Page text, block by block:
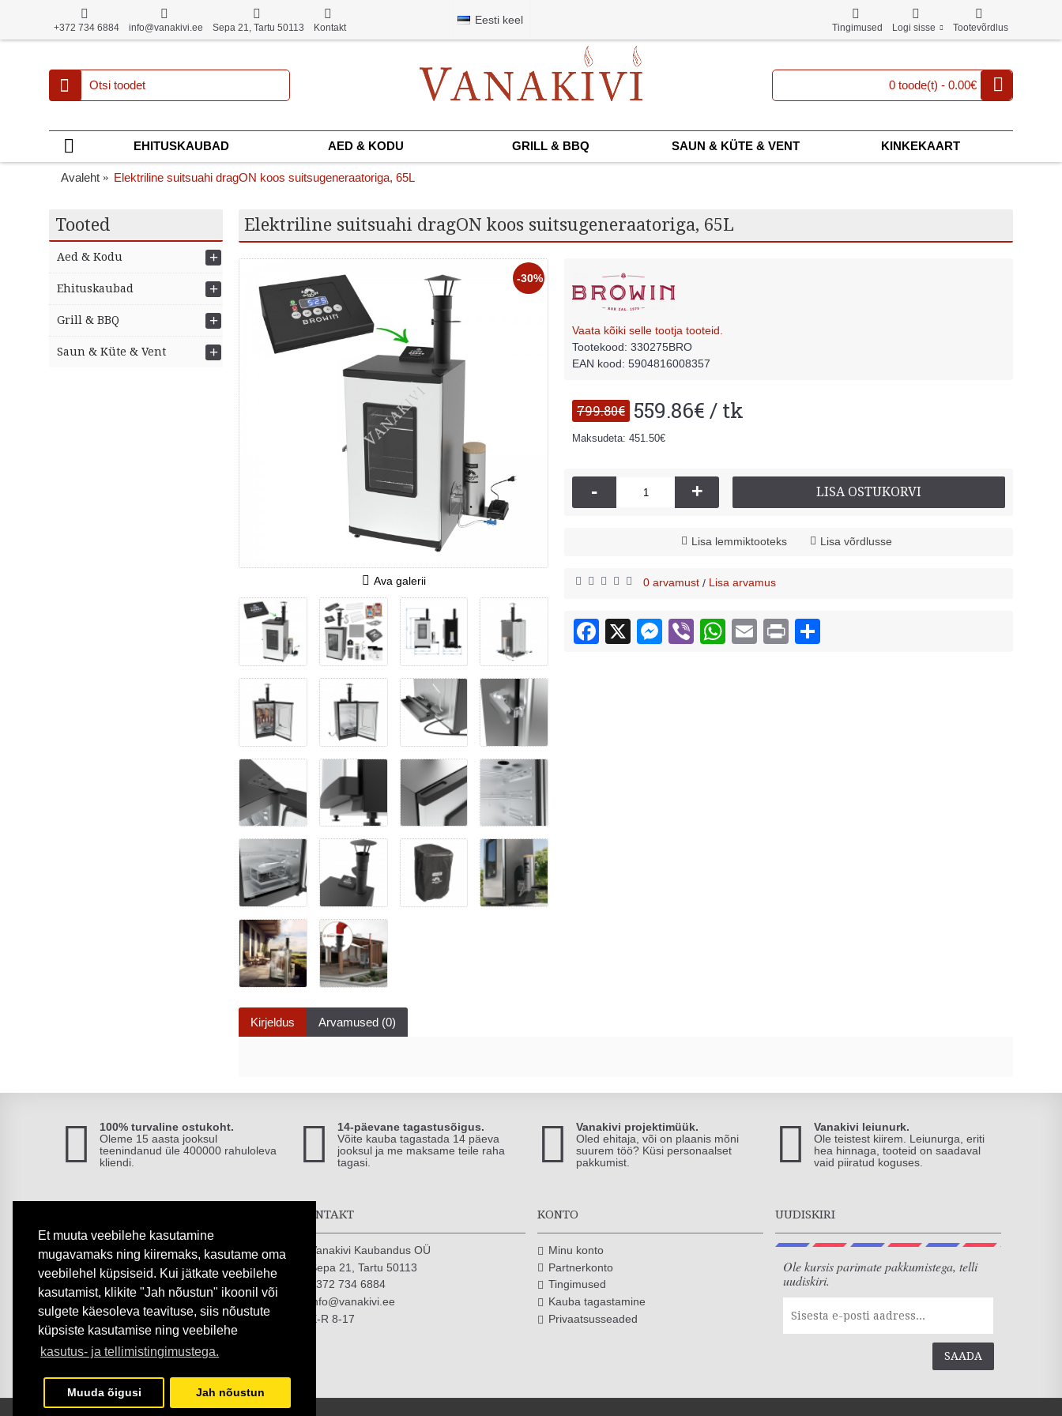
Et muuta veebilehe kasutamine
mugavamaks ning kiiremaks, kasutame oma
veebilehel küpsiseid. Kui jätkate veebilehe
kasutamist, klikite "Jah nõustun" ikoonil või
sulgete käesoleva teavituse, siis nõustute
küpsiste kasutamise ning veebilehe
kasutus- ja tellimistingimustega.
Muuda õigusi Jah nõustun
+372 734 6884 info@vanakivi.ee Sepa 21, Tartu 50113 Kontakt
Eesti keel
Tingimused Logi sisse Tootevõrdlus
0 toode(t) - 0.00€
EHITUSKAUBAD AED & KODU GRILL & BBQ SAUN & KÜTE & VENT KINKEKAART
Avaleht Elektriline suitsuahi dragON koos suitsugeneraatoriga, 65L
Tooted
Aed & Kodu +
Ehituskaubad +
Grill & BBQ +
Saun & Küte & Vent +
Elektriline suitsuahi dragON koos suitsugeneraatoriga, 65L
-30%
Ava galerii
Vaata kõiki selle tootja tooteid.
Tootekood: 330275BRO
EAN kood: 5904816008357
799.80€ 559.86€ / tk
Maksudeta: 451.50€
- + LISA OSTUKORVI
Lisa lemmiktooteks Lisa võrdlusse
0 arvamust / Lisa arvamus
Kirjeldus Arvamused (0)
100% turvaline ostukoht.
Oleme 15 aasta jooksul
teenindanud üle 400000 rahuloleva
kliendi.
14-päevane tagastusõigus.
Võite kauba tagastada 14 päeva
jooksul ja me maksame teile raha
tagasi.
Vanakivi projektimüük.
Oled ehitaja, või on plaanis mõni
suurem töö? Küsi personaalset
pakkumist.
Vanakivi leiunurk.
Ole teistest kiirem. Leiunurga, eriti
hea hinnaga, tooteid on saadaval
vaid piiratud koguses.
KONTAKT
Vanakivi Kaubandus OÜ
Sepa 21, Tartu 50113
+372 734 6884
info@vanakivi.ee
E-R 8-17
KONTO
Minu konto
Partnerkonto
Tingimused
Kauba tagastamine
Privaatsusseaded
UUDISKIRI
Ole kursis parimate pakkumistega, telli
uudiskiri.
SAADA